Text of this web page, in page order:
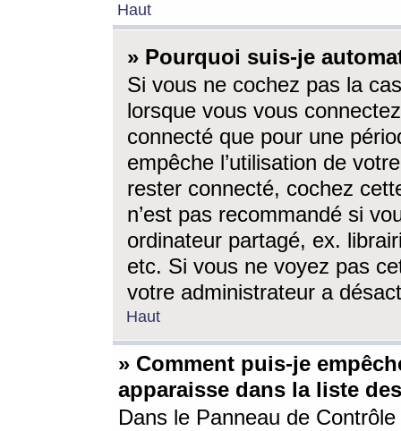
Haut
» Pourquoi suis-je
Si vous ne cochez pas la
lorsque vous vous
connecté que pour une
empêche l’utilisation de
rester connecté, cochez
n’est pas recommandé si
ordinateur partagé, ex.
etc. Si vous ne voyez pas
votre administrateur a
Haut
» Comment puis-je
apparaisse dans la liste
Dans le Panneau de